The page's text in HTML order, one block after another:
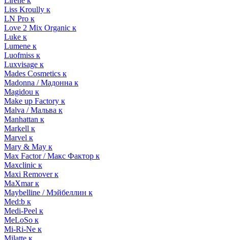
Liss Kroully к
LN Pro к
Love 2 Mix Organic к
Luke к
Lumene к
Luofmiss к
Luxvisage к
Mades Cosmetics к
Madonna / Мадонна к
Magidou к
Make up Factory к
Malva / Мальва к
Manhattan к
Markell к
Marvel к
Mary & May к
Max Factor / Макс Фактор к
Maxclinic к
Maxi Remover к
MaXmar к
Maybelline / Мэйбеллин к
Med:b к
Medi-Peel к
MeLoSo к
Mi-Ri-Ne к